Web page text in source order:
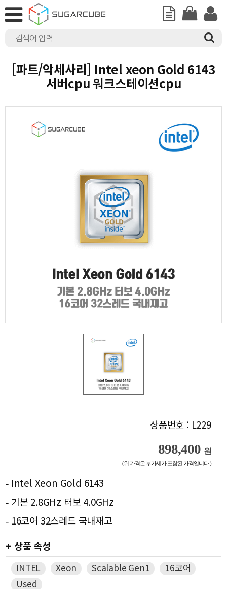
[파트/악세사리] Intel xeon Gold 6143
서버cpu 워크스테이션cpu
상품번호 : L229
898,400 원
(위 가격은 부가세가 포함된 가격입니다.)
- Intel Xeon Gold 6143
- 기본 2.8GHz 터보 4.0GHz
- 16코어 32스레드 국내재고
+ 상품 속성
INTEL Xeon Scalable Gen1
16코어
Used